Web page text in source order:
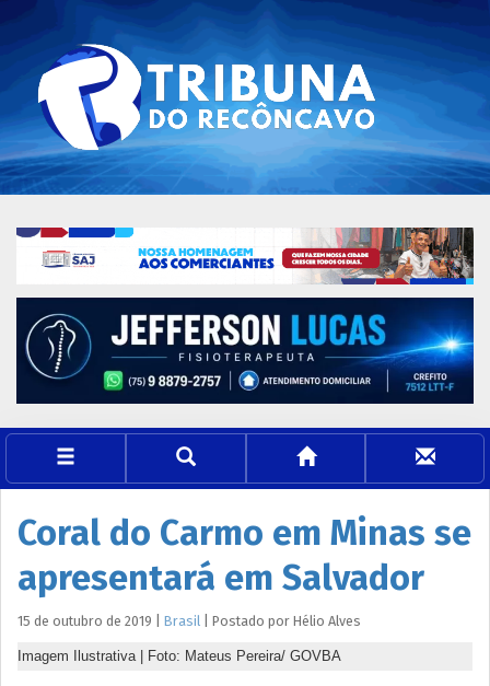
Coral do Carmo em Minas se
apresentará em Salvador
15 de outubro de 2019 Brasil Postado por Hélio Alves
Imagem Ilustrativa | Foto: Mateus Pereira/ GOVBA